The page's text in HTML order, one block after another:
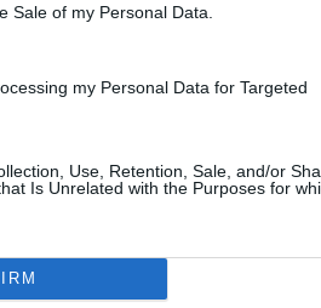
Sale of my Personal Data.
my Personal Data for Targeted
Use, Retention, Sale, and/or
Is Unrelated with the Purposes for
osakseen vaan
hyvinvoinnista.